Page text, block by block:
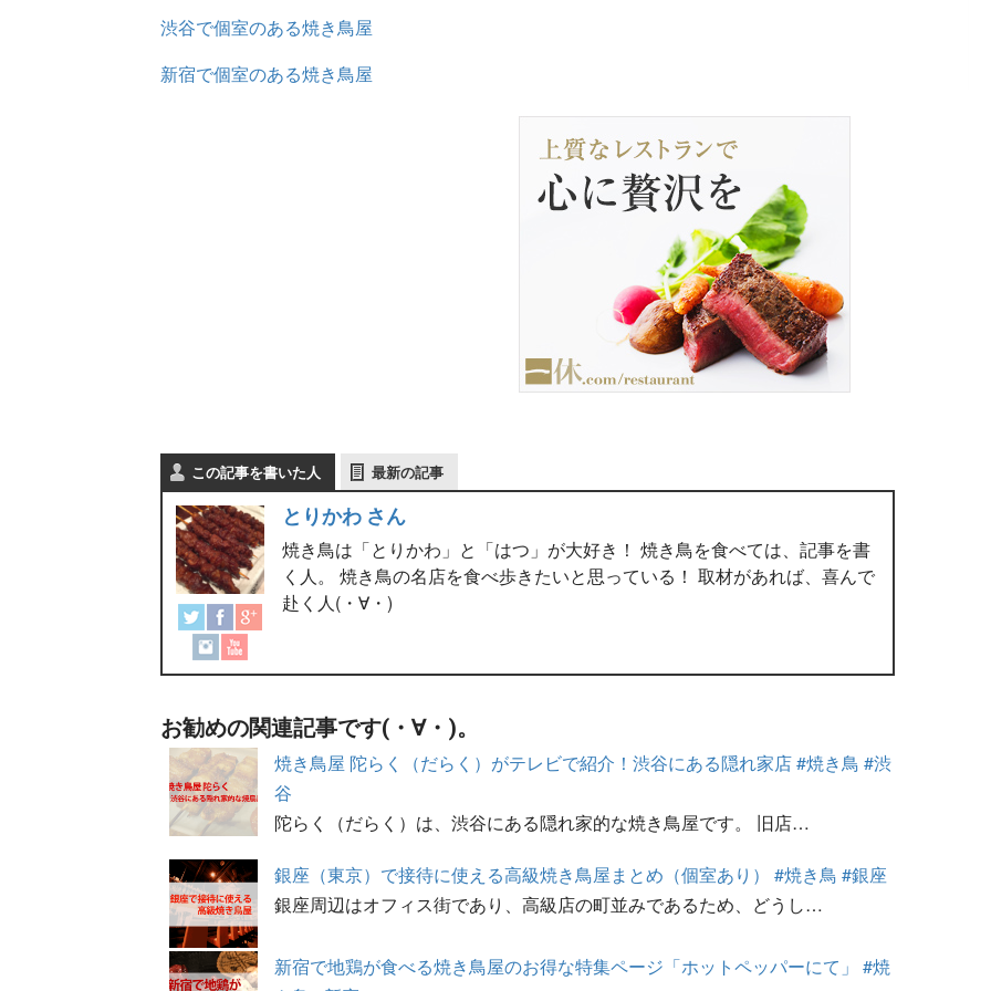
渋谷で個室のある焼き鳥屋
新宿で個室のある焼き鳥屋
この記事を書いた人 最新の記事
とりかわ さん
焼き鳥は「とりかわ」と「はつ」が大好き！ 焼き鳥を食べては、記事を書
く人。 焼き鳥の名店を食べ歩きたいと思っている！ 取材があれば、喜んで
赴く人(・∀・)
お勧めの関連記事です(・∀・)。
焼き鳥屋 陀らく（だらく）がテレビで紹介！渋谷にある隠れ家店 #焼き鳥 #渋
谷
陀らく（だらく）は、渋谷にある隠れ家的な焼き鳥屋です。 旧店…
銀座（東京）で接待に使える高級焼き鳥屋まとめ（個室あり） #焼き鳥 #銀座
銀座周辺はオフィス街であり、高級店の町並みであるため、どうし…
新宿で地鶏が食べる焼き鳥屋のお得な特集ページ「ホットペッパーにて」 #焼